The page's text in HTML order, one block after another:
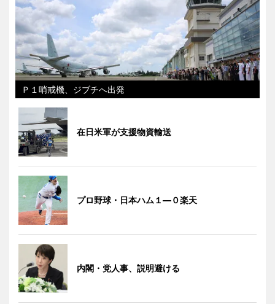
Ｐ１哨戒機、ジブチへ出発
在日米軍が支援物資輸送
プロ野球・日本ハム１―０楽天
内閣・党人事、説明避ける